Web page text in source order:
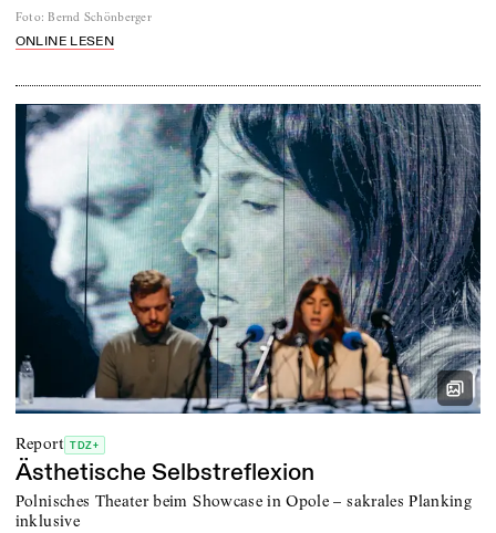
Foto: Bernd Schönberger
ONLINE LESEN
Report TDZ+
Ästhetische Selbstreflexion
Polnisches Theater beim Showcase in Opole – sakrales Planking
inklusive